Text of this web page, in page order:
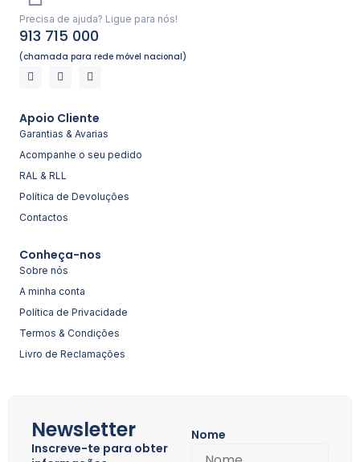
Precisa de ajuda? Ligue para nós!
913 715 000
(chamada para rede móvel nacional)
Apoio Cliente
Garantias & Avarias
Acompanhe o seu pedido
RAL & RLL
Política de Devoluções
Contactos
Conheça-nos
Sobre nós
A minha conta
Política de Privacidade
Termos & Condições
Livro de Reclamações
Newsletter
Inscreve-te para obter
Nome